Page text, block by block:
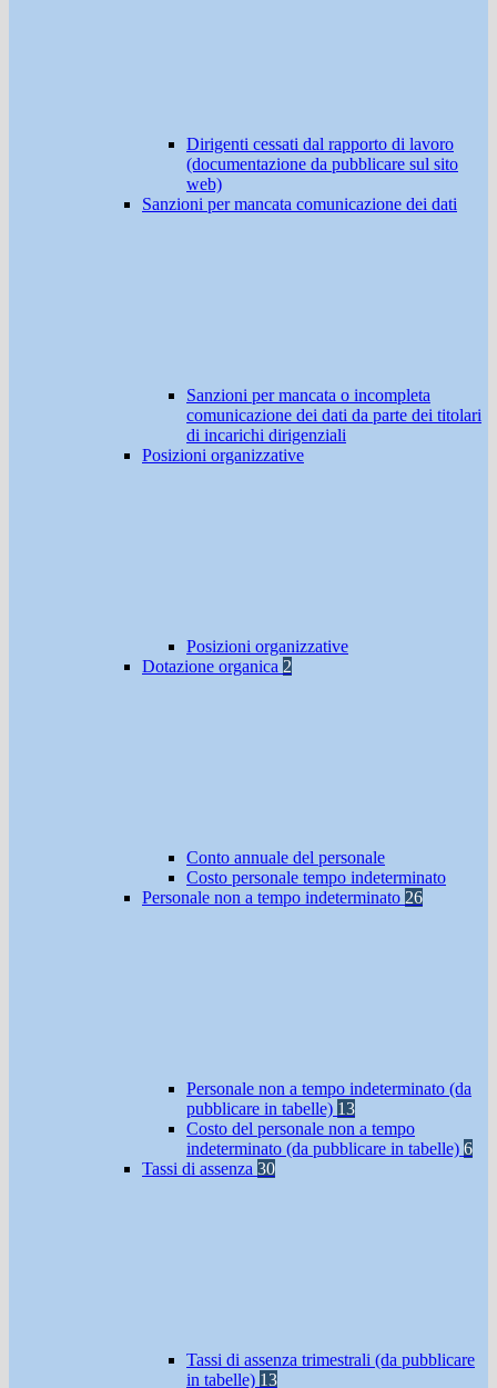
Dirigenti cessati dal rapporto di lavoro
(documentazione da pubblicare sul sito
web)
Sanzioni per mancata comunicazione dei dati
Sanzioni per mancata o incompleta
comunicazione dei dati da parte dei titolari
di incarichi dirigenziali
Posizioni organizzative
Posizioni organizzative
Dotazione organica 2
Conto annuale del personale
Costo personale tempo indeterminato
Personale non a tempo indeterminato 26
Personale non a tempo indeterminato (da
pubblicare in tabelle) 13
Costo del personale non a tempo
indeterminato (da pubblicare in tabelle) 6
Tassi di assenza 30
Tassi di assenza trimestrali (da pubblicare
in tabelle) 13